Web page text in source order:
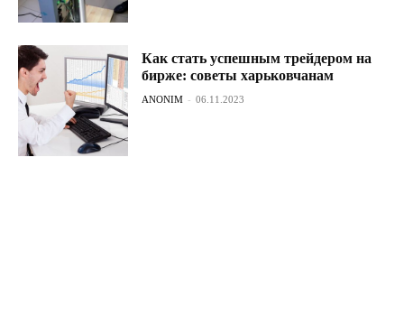
Как стать успешным трейдером на
бирже: советы харьковчанам
ANONIM - 06.11.2023